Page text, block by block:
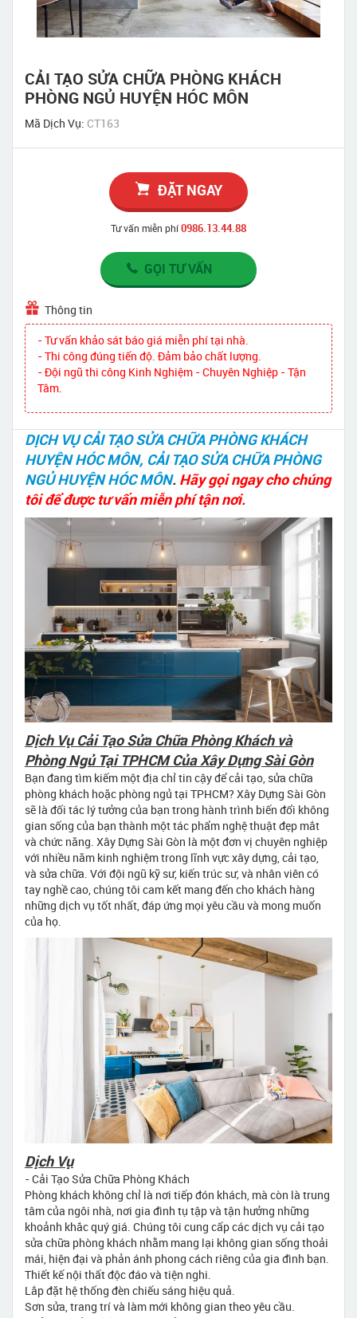
CẢI TẠO SỬA CHỮA PHÒNG KHÁCH
PHÒNG NGỦ HUYỆN HÓC MÔN
Mã Dịch Vụ: CT163
ĐẶT NGAY
Tư vấn miễn phí0986.13.44.88
GỌI TƯ VẤN
Thông tin
- Tư vấn khảo sát báo giá miễn phí tại nhà.
- Thi công đúng tiến độ. Đảm bảo chất lượng.
- Đội ngũ thi công Kinh Nghiệm - Chuyên Nghiệp - Tận
Tâm.
DỊCH VỤ CẢI TẠO SỬA CHỮA PHÒNG KHÁCH
HUYỆN HÓC MÔN, CẢI TẠO SỬA CHỮA PHÒNG
NGỦ HUYỆN HÓC MÔN. Hãy gọi ngay cho chúng
tôi để được tư vấn miễn phí tận nơi.
Dịch Vụ Cải Tạo Sửa Chữa Phòng Khách và
Phòng Ngủ Tại TPHCM Của Xây Dựng Sài Gòn
Bạn đang tìm kiếm một địa chỉ tin cậy để cải tạo, sửa chữa
phòng khách hoặc phòng ngủ tại TPHCM? Xây Dựng Sài Gòn
sẽ là đối tác lý tưởng của bạn trong hành trình biến đổi không
gian sống của bạn thành một tác phẩm nghệ thuật đẹp mắt
và chức năng. Xây Dựng Sài Gòn là một đơn vị chuyên nghiệp
với nhiều năm kinh nghiệm trong lĩnh vực xây dựng, cải tạo,
và sửa chữa. Với đội ngũ kỹ sư, kiến trúc sư, và nhân viên có
tay nghề cao, chúng tôi cam kết mang đến cho khách hàng
những dịch vụ tốt nhất, đáp ứng mọi yêu cầu và mong muốn
của họ.
Dịch Vụ
- Cải Tạo Sửa Chữa Phòng Khách
Phòng khách không chỉ là nơi tiếp đón khách, mà còn là trung
tâm của ngôi nhà, nơi gia đình tụ tập và tận hưởng những
khoảnh khắc quý giá. Chúng tôi cung cấp các dịch vụ cải tạo
sửa chữa phòng khách nhằm mang lại không gian sống thoải
mái, hiện đại và phản ánh phong cách riêng của gia đình bạn.
Thiết kế nội thất độc đáo và tiện nghi.
Lắp đặt hệ thống đèn chiếu sáng hiệu quả.
Sơn sửa, trang trí và làm mới không gian theo yêu cầu.